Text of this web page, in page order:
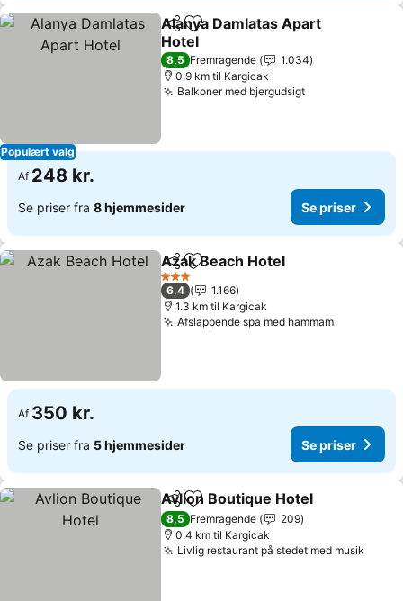
Populært valg
Del Føj til favoritter
Alanya Damlatas Apart
Hotel
Se priser
8,5 Fremragende
1.034
0.9 km til Kargicak
Balkoner med bjergudsigtSe priser
Af 248 kr.
Se priser fra 8 hjemmesider Se priser
Del Føj til favoritter
Azak Beach Hotel
3 Stjerner
6,4
1.166
1.3 km til Kargicak
Afslappende spa med hammamSe priser
Af 350 kr.
Se priser fra 5 hjemmesider Se priser
Del Føj til favoritter
Avlion Boutique Hotel
8,5 Fremragende
209
0.4 km til Kargicak
Livlig restaurant på stedet med musik